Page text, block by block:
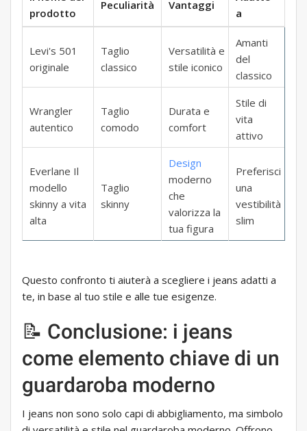
prodotto
Peculiarità Vantaggi
a
Levi's 501
originale
Taglio
classico
Versatilità e
stile iconico
Amanti
del
classico
Wrangler
autentico
Taglio
comodo
Durata e
comfort
Stile di
vita
attivo
Everlane Il
modello
skinny a vita
alta
Taglio
skinny
Design
moderno
che
valorizza la
tua figura
Preferisci
una
vestibilità
slim
Questo confronto ti aiuterà a scegliere i jeans adatti a
te, in base al tuo stile e alle tue esigenze.
📝 Conclusione: i jeans
come elemento chiave di un
guardaroba moderno
I jeans non sono solo capi di abbigliamento, ma simbolo